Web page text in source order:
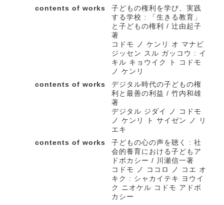
contents of works
子どもの権利を学び、実践
する学校 : 「生きる教育」
と子どもの権利 / 辻由起子
著
コドモ ノ ケンリ オ マナビ
ジッセン スル ガッコウ : イ
キル キョウイク ト コドモ
ノ ケンリ
contents of works
デジタル時代の子どもの権
利と最善の利益 / 竹内和雄
著
デジタル ジダイ ノ コドモ
ノ ケンリ ト サイゼン ノ リ
エキ
contents of works
子どもの心の声を聴く : 社
会的養育における子どもア
ドボカシー / 川瀬信一著
コドモ ノ ココロ ノ コエ オ
キク : シャカイテキ ヨウイ
ク ニオケル コドモ アドボ
カシー